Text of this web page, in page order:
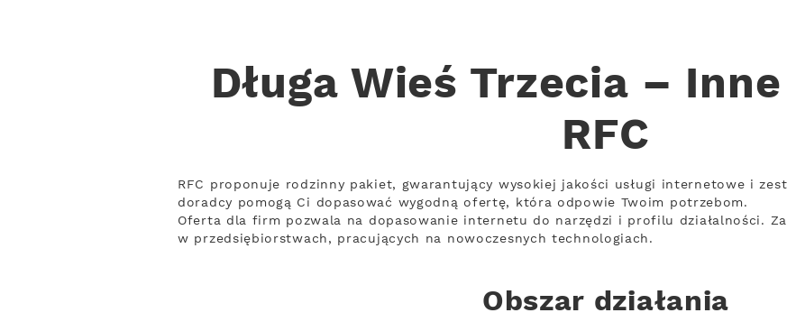
Długa Wieś Trzecia –
RFC
RFC proponuje rodzinny pakiet, gwarantujący wysokiej jakości usługi internetowe i
doradcy pomogą Ci dopasować wygodną ofertę, która odpowie Twoim potrzebom.
Oferta dla firm pozwala na dopasowanie internetu do narzędzi i profilu działalności.
w przedsiębiorstwach, pracujących na nowoczesnych technologiach.
Obszar działania